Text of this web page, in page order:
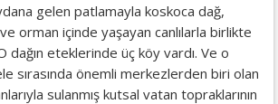
gelen patlamayla koskoca dağ,
orman içinde yaşayan canlılarla birlikte
dağın eteklerinde üç köy vardı. Ve o
sırasında önemli merkezlerden biri olan
sulanmış kutsal vatan topraklarının